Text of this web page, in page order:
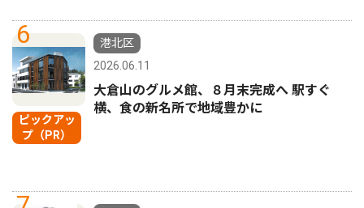
6
ピックアッ
プ（PR）
港北区
2026.06.11
大倉山のグルメ館、８月末完成へ 駅すぐ
横、食の新名所で地域豊かに